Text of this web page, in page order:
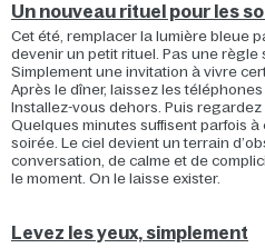
Un nouveau rituel pour les
Cet été, remplacer la lumière bleue
devenir un petit rituel. Pas une
Simplement une invitation à vivre
Après le dîner, laissez les
Installez-vous dehors. Puis regardez
Quelques minutes suffisent parfois à
soirée. Le ciel devient un terrain
conversation, de calme et de
le moment. On le laisse exister.
Levez les yeux, simplement